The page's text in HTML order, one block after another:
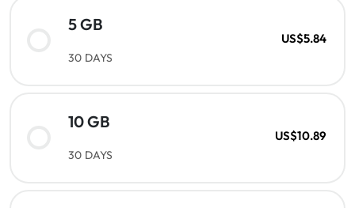
5 GB
30 DAYS
US$5.84
10 GB
30 DAYS
US$10.89